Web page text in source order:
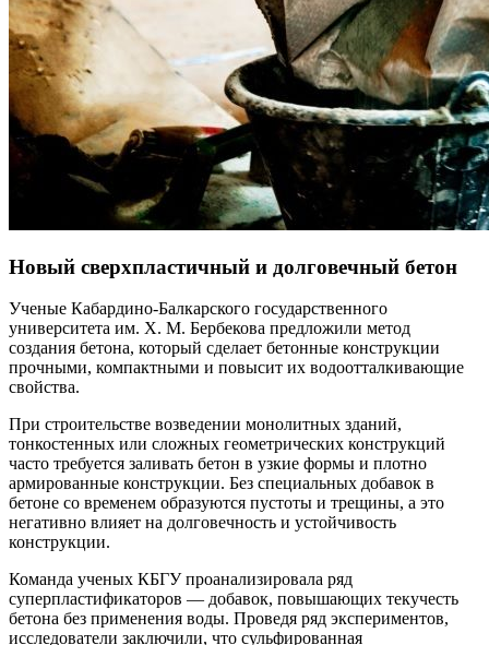
Новый сверхпластичный и долговечный бетон
Ученые Кабардино-Балкарского государственного
университета им. Х. М. Бербекова предложили метод
создания бетона, который сделает бетонные конструкции
прочными, компактными и повысит их водоотталкивающие
свойства.
При строительстве возведении монолитных зданий,
тонкостенных или сложных геометрических конструкций
часто требуется заливать бетон в узкие формы и плотно
армированные конструкции. Без специальных добавок в
бетоне со временем образуются пустоты и трещины, а это
негативно влияет на долговечность и устойчивость
конструкции.
Команда ученых КБГУ проанализировала ряд
суперпластификаторов — добавок, повышающих текучесть
бетона без применения воды. Проведя ряд экспериментов,
исследователи заключили, что сульфированная